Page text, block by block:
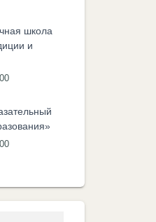
школа
и